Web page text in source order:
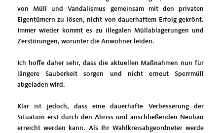
von Müll und Vandalismus gemeinsam mit den privaten
Eigentümern zu lösen, nicht von dauerhaftem Erfolg gekrönt.
Immer wieder kommt es zu illegalen Müllablagerungen und
Zerstörungen, worunter die Anwohner leiden.
Ich hoffe daher sehr, dass die aktuellen Maßnahmen nun für
längere Sauberkeit sorgen und nicht erneut Sperrmüll
abgeladen wird.
Klar ist jedoch, dass eine dauerhafte Verbesserung der
Situation erst durch den Abriss und anschließenden Neubau
erreicht werden kann. Als Ihr Wahlkreisabgeordneter werde